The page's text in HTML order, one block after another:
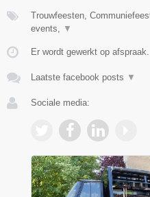
Trouwfeesten,
events, ▼
Er wordt gewerkt op afspraak.
Laatste facebook posts ▼
Sociale media: